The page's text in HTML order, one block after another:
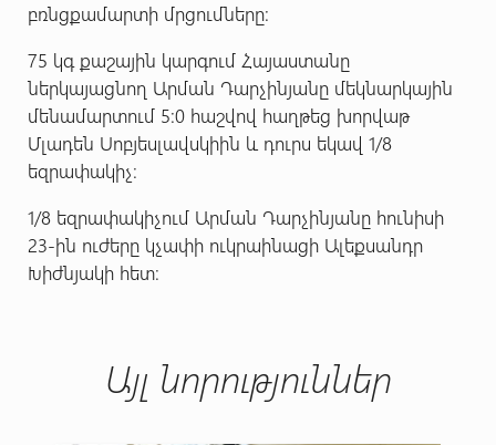
բռնցքամարտի մրցումները:
75 կգ քաշային կարգում Հայաստանը
ներկայացնող Արման Դարչինյանը մեկնարկային
մենամարտում 5:0 հաշվով հաղթեց խորվաթ
Մլադեն Սոբյեսլավսկիին և դուրս եկավ 1/8
եզրափակիչ։
1/8 եզրափակիչում Արման Դարչինյանը հունիսի
23-ին ուժերը կչափի ուկրաինացի Ալեքսանդր
Խիժնյակի հետ։
Այլ նորություններ